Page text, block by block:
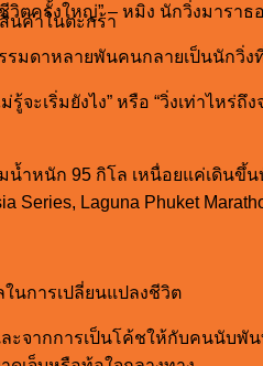
นค้าในตะกร้า
วิตครั้งใหญ่” – หมิง นักวิ่งมาราธ
มดาหลายพันคนกลายเป็นนักวิ่ง
เริ่มยังไง” หรือ “วิ่งเท่าไหร่ถึ
ำหนัก 95 กิโล เหนื่อยแค่เดิน
Series, Laguna Phuket
นการเปลี่ยนแปลงชีวิต
จากการเป็นโค้ชให้กับคนนับพั